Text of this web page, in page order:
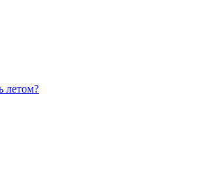
летом?